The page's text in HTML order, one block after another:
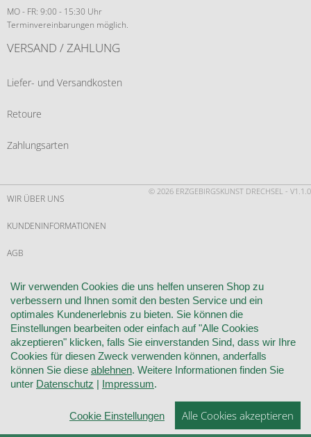
MO - FR: 9:00 - 15:30 Uhr
Terminvereinbarungen möglich.
VERSAND / ZAHLUNG
Liefer- und Versandkosten
Retoure
Zahlungsarten
© 2026 ERZGEBIRGSKUNST DRECHSEL - V1.1.0
WIR ÜBER UNS
KUNDENINFORMATIONEN
AGB
WIDERRUF
VERTRAG WIDERRUFEN
KONTAKT
DATENSCHUTZ
COOKIE-EINSTELLUNGEN
Wir verwenden Cookies die uns helfen unseren Shop zu
verbessern und Ihnen somit den besten Service und ein
optimales Kundenerlebnis zu bieten. Sie können die
Einstellungen bearbeiten oder einfach auf "Alle Cookies
akzeptieren" klicken, falls Sie einverstanden Sind, dass wir Ihre
Cookies für diesen Zweck verwenden können, anderfalls
können Sie diese ablehnen. Weitere Informationen finden Sie
unter Datenschutz | Impressum.
Cookie Einstellungen Alle Cookies akzeptieren